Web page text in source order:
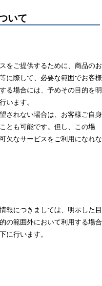
いて
をご提供するために、商品のお
に際して、必要な範囲でお客様
る場合には、予めその目的を明
います。
されない場合は、お客様ご自身
とも可能です。但し、この場
欠なサービスをご利用になれな
報につきましては、明示した目
の範囲外において利用する場合
に行います。